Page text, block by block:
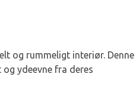
og rummeligt interiør. Denne
ydeevne fra deres